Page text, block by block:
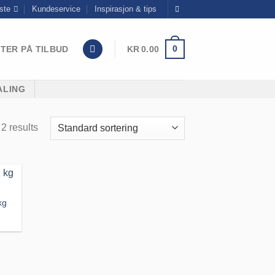
Kundeservice Inspirasjon & tips
PÅ TILBUD KR0.00 0
results
til